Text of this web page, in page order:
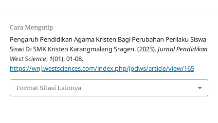
Cara Mengutip
Pengaruh Pendidikan Agama Kristen Bagi Perubahan Perilaku Siswa-
Siswi Di SMK Kristen Karangmalang Sragen. (2023).Jurnal Pendidikan
West Science, 1(01), 01-08.
https://wnj.westsciences.com/index.php/jpdws/article/view/165
Format Sitasi Lainnya